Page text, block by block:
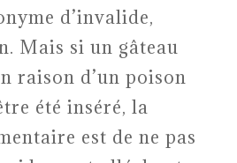
d’invalide,
Mais si un gâteau
raison d’un poison
été inséré, la
est de ne pas